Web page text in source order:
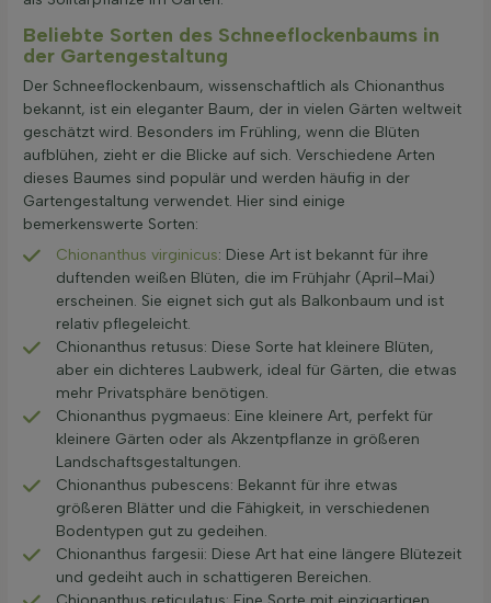
Beliebte Sorten des Schneeflockenbaums in
der Gartengestaltung
Der Schneeflockenbaum, wissenschaftlich als Chionanthus
bekannt, ist ein eleganter Baum, der in vielen Gärten weltweit
geschätzt wird. Besonders im Frühling, wenn die Blüten
aufblühen, zieht er die Blicke auf sich. Verschiedene Arten
dieses Baumes sind populär und werden häufig in der
Gartengestaltung verwendet. Hier sind einige
bemerkenswerte Sorten:
Chionanthus virginicus: Diese Art ist bekannt für ihre
duftenden weißen Blüten, die im Frühjahr (April–Mai)
erscheinen. Sie eignet sich gut als Balkonbaum und ist
relativ pflegeleicht.
Chionanthus retusus: Diese Sorte hat kleinere Blüten,
aber ein dichteres Laubwerk, ideal für Gärten, die etwas
mehr Privatsphäre benötigen.
Chionanthus pygmaeus: Eine kleinere Art, perfekt für
kleinere Gärten oder als Akzentpflanze in größeren
Landschaftsgestaltungen.
Chionanthus pubescens: Bekannt für ihre etwas
größeren Blätter und die Fähigkeit, in verschiedenen
Bodentypen gut zu gedeihen.
Chionanthus fargesii: Diese Art hat eine längere Blütezeit
und gedeiht auch in schattigeren Bereichen.